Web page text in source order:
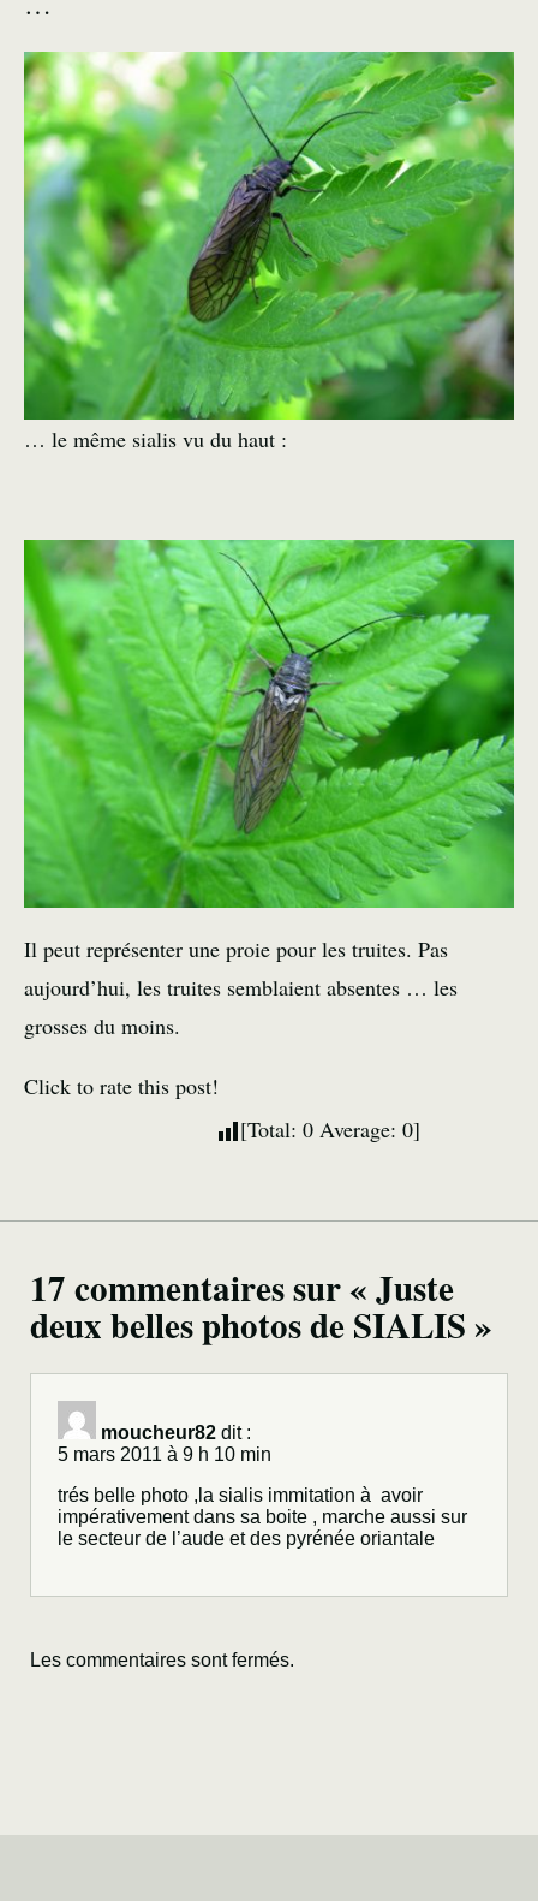
… le même sialis vu du haut :
Il peut représenter une proie pour les truites. Pas
aujourd’hui, les truites semblaient absentes … les
grosses du moins.
Click to rate this post!
[Total: 0 Average: 0]
17 commentaires sur « Juste
deux belles photos de SIALIS »
moucheur82 dit :
5 mars 2011 à 9 h 10 min
trés belle photo ,la sialis immitation à avoir
impérativement dans sa boite , marche aussi sur
le secteur de l’aude et des pyrénée oriantale
Les commentaires sont fermés.